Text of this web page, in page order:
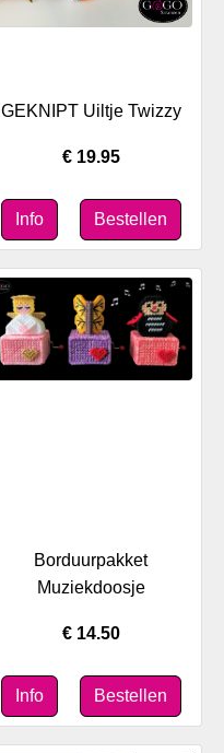
GEKNIPT Uiltje Twizzy
€ 19.95
Borduurpakket
Muziekdoosje
€ 14.50